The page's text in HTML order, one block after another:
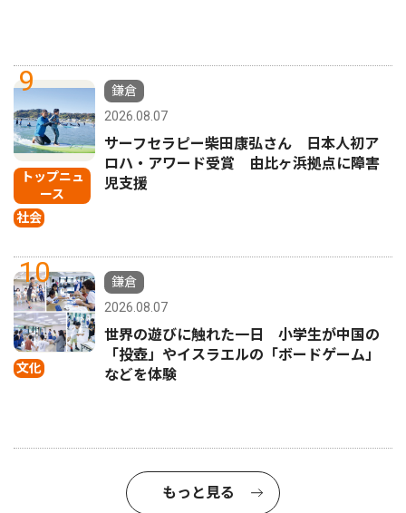
9
トップニュ
ース
社会
鎌倉
2026.08.07
サーフセラピー柴田康弘さん 日本人初ア
ロハ・アワード受賞 由比ヶ浜拠点に障害
児支援
10
文化
鎌倉
2026.08.07
世界の遊びに触れた一日 小学生が中国の
「投壺」やイスラエルの「ボードゲーム」
などを体験
もっと見る